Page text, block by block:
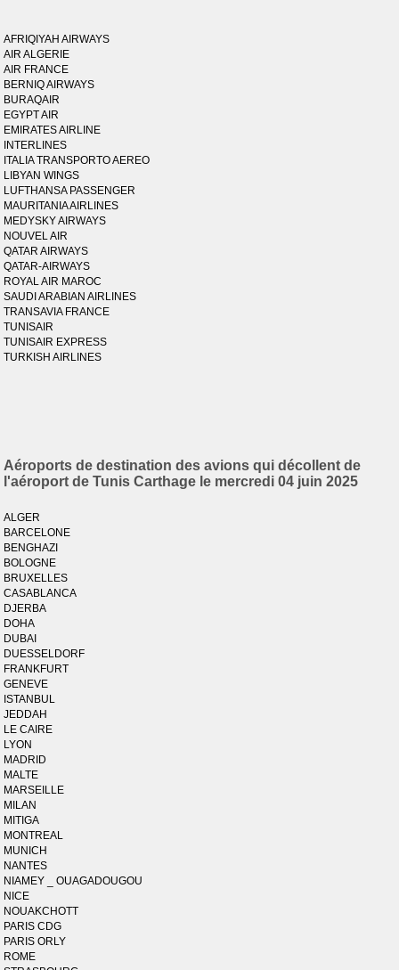
AFRIQIYAH AIRWAYS
AIR ALGERIE
AIR FRANCE
BERNIQ AIRWAYS
BURAQAIR
EGYPT AIR
EMIRATES AIRLINE
INTERLINES
ITALIA TRANSPORTO AEREO
LIBYAN WINGS
LUFTHANSA PASSENGER
MAURITANIA AIRLINES
MEDYSKY AIRWAYS
NOUVEL AIR
QATAR AIRWAYS
QATAR-AIRWAYS
ROYAL AIR MAROC
SAUDI ARABIAN AIRLINES
TRANSAVIA FRANCE
TUNISAIR
TUNISAIR EXPRESS
TURKISH AIRLINES
Aéroports de destination des avions qui décollent de
l'aéroport de Tunis Carthage le mercredi 04 juin 2025
ALGER
BARCELONE
BENGHAZI
BOLOGNE
BRUXELLES
CASABLANCA
DJERBA
DOHA
DUBAI
DUESSELDORF
FRANKFURT
GENEVE
ISTANBUL
JEDDAH
LE CAIRE
LYON
MADRID
MALTE
MARSEILLE
MILAN
MITIGA
MONTREAL
MUNICH
NANTES
NIAMEY _ OUAGADOUGOU
NICE
NOUAKCHOTT
PARIS CDG
PARIS ORLY
ROME